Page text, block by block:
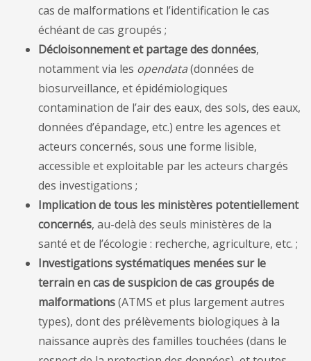
cas de malformations et l’identification le cas
échéant de cas groupés ;
Décloisonnement et partage des données,
notamment via les opendata(données de
biosurveillance, et épidémiologiques
contamination de l’air des eaux, des sols, des eaux,
données d’épandage, etc.) entre les agences et
acteurs concernés, sous une forme lisible,
accessible et exploitable par les acteurs chargés
des investigations ;
Implication de tous les ministères potentiellement
concernés, au-delà des seuls ministères de la
santé et de l’écologie : recherche, agriculture, etc. ;
Investigations systématiques menées sur le
terrain en cas de suspicion de cas groupés de
malformations(ATMS et plus largement autres
types), dont des prélèvements biologiques à la
naissance auprès des familles touchées (dans le